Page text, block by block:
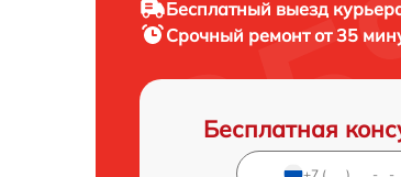
Бесплатный выезд
Срочный ремонтот 35
Бесплатная